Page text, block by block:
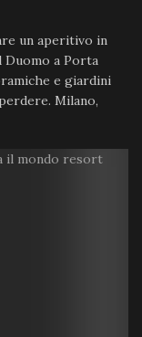
un aperitivo in
Duomo a Porta
e giardini
Milano,